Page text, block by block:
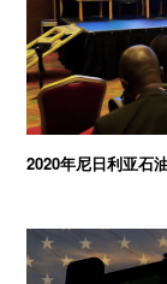
2020年尼日利亚石